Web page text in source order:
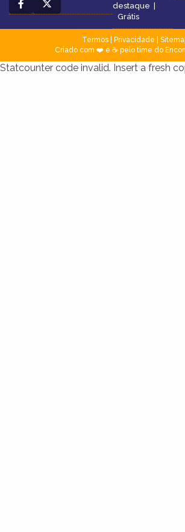
destaque
Grátis
Termos| Privacidade
Criado com ❤️ e ☕ pelo time do
Statcounter code invalid. Insert a fresh